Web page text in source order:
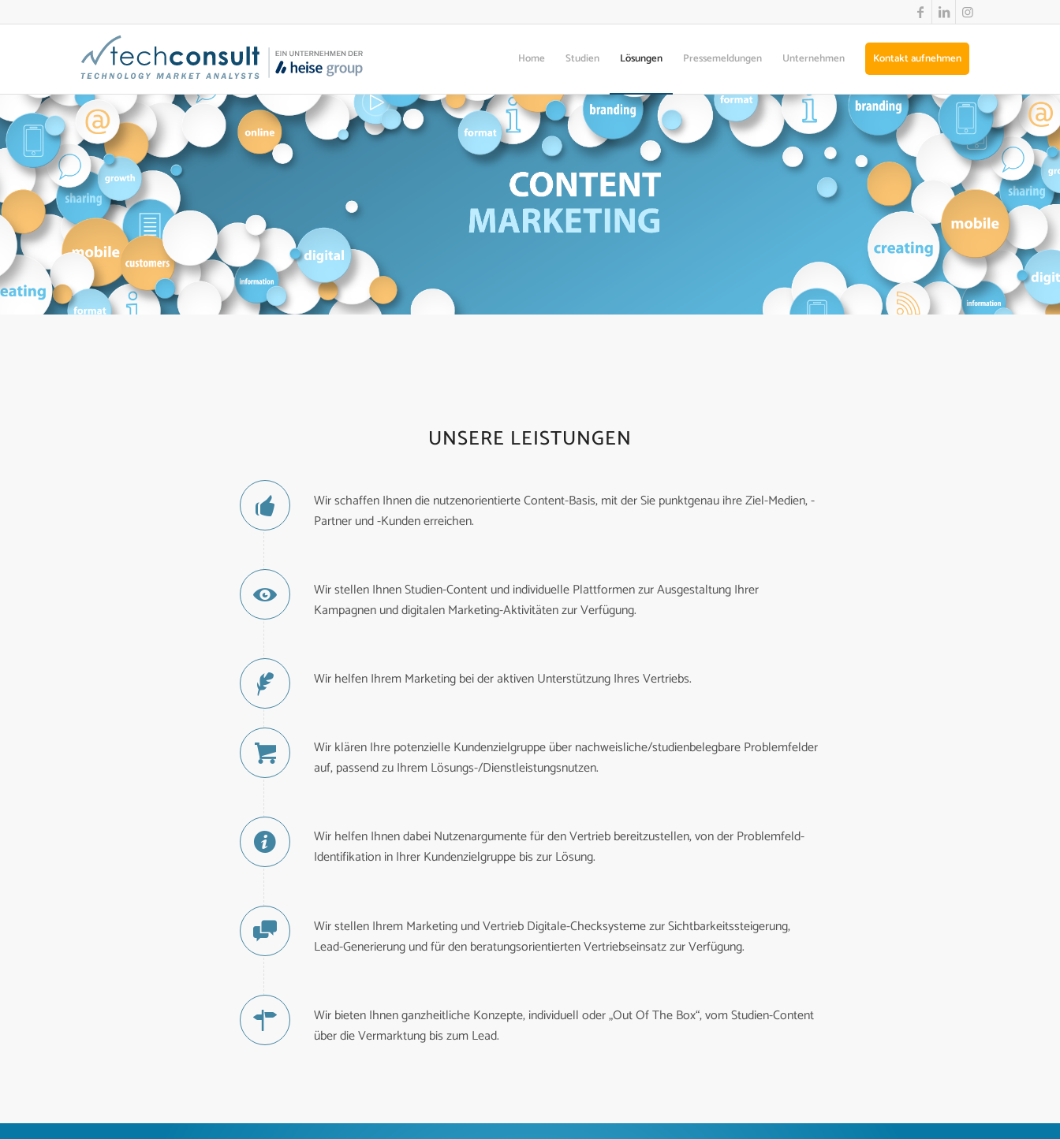
Home Studien Lösungen Pressemeldungen Unternehmen Kontakt aufnehmen
UNSERE LEISTUNGEN
Wir schaffen Ihnen die nutzenorientierte Content-Basis, mit der Sie punktgenau ihre Ziel-Medien, -
Partner und -Kunden erreichen.
Wir stellen Ihnen Studien-Content und individuelle Plattformen zur Ausgestaltung Ihrer
Kampagnen und digitalen Marketing-Aktivitäten zur Verfügung.
Wir helfen Ihrem Marketing bei der aktiven Unterstützung Ihres Vertriebs.
Wir klären Ihre potenzielle Kundenzielgruppe über nachweisliche/studienbelegbare Problemfelder
auf, passend zu Ihrem Lösungs-/Dienstleistungsnutzen.
Wir helfen Ihnen dabei Nutzenargumente für den Vertrieb bereitzustellen, von der Problemfeld-
Identifikation in Ihrer Kundenzielgruppe bis zur Lösung.
Wir stellen Ihrem Marketing und Vertrieb Digitale-Checksysteme zur Sichtbarkeitssteigerung,
Lead-Generierung und für den beratungsorientierten Vertriebseinsatz zur Verfügung.
Wir bieten Ihnen ganzheitliche Konzepte, individuell oder „Out Of The Box“, vom Studien-Content
über die Vermarktung bis zum Lead.